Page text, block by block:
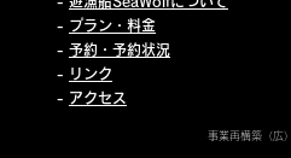
甘鯛出会えませんでした
越しのお客様 リベ
ち申し上げます🙇
- プラン・料金
- 予約・予約状況
​ - リンク
- アクセス
事業再構築（広）